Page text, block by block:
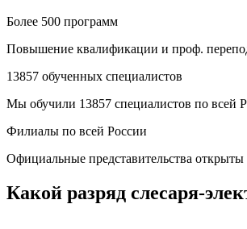
Более 500 программ
Повышение квалификации и проф.
13857 обученных специалистов
Мы обучили 13857 специалистов по всей
Филиалы по всей России
Официальные представительства
Какой разряд слесаря-